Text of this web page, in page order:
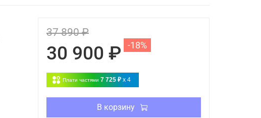
37 890 ₽
30 900 ₽ -18%
Плати частями 7 725 ₽ x 4
В корзину